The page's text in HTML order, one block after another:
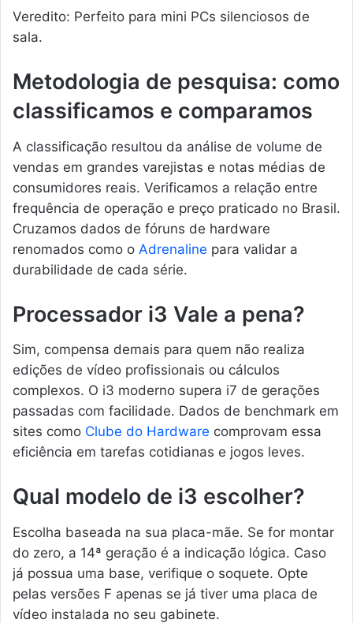
Veredito: Perfeito para mini PCs silenciosos de
sala.
Metodologia de pesquisa: como
classificamos e comparamos
A classificação resultou da análise de volume de
vendas em grandes varejistas e notas médias de
consumidores reais. Verificamos a relação entre
frequência de operação e preço praticado no Brasil.
Cruzamos dados de fóruns de hardware
renomados como o Adrenaline para validar a
durabilidade de cada série.
Processador i3 Vale a pena?
Sim, compensa demais para quem não realiza
edições de vídeo profissionais ou cálculos
complexos. O i3 moderno supera i7 de gerações
passadas com facilidade. Dados de benchmark em
sites como Clube do Hardware comprovam essa
eficiência em tarefas cotidianas e jogos leves.
Qual modelo de i3 escolher?
Escolha baseada na sua placa-mãe. Se for montar
do zero, a 14ª geração é a indicação lógica. Caso
já possua uma base, verifique o soquete. Opte
pelas versões F apenas se já tiver uma placa de
vídeo instalada no seu gabinete.